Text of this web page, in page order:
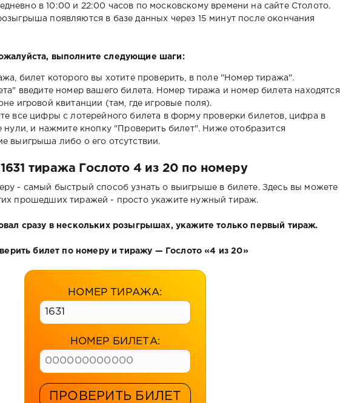
в 10:00 и 22:00 часов по московскому времени на сайте Столото.
появляются в базе данных через 15 минут после окончания
выполните следующие шаги:
билет которого вы хотите проверить, в поле "Номер тиража".
введите номер вашего билета. Номер тиража и номер билета находятся
игровой квитанции (там, где игровые поля).
все цифры с лотерейного билета в форму проверки билетов, цифра в
нули, и нажмите кнопку "Проверить билет". Ниже отобразится
выигрыша либо о его отсутствии.
тиража Гослото 4 из 20 по номеру
- самый быстрый способ узнать о выигрыше в билете. Здесь вы можете
прошедших тиражей - просто укажите нужный тираж.
сразу в нескольких розыгрышах, укажите только первый тираж.
билет по номеру и тиражу — Гослото «4 из 20»
НОМЕР ТИРАЖА:
НОМЕР БИЛЕТА:
ПРОВЕРИТЬ БИЛЕТ